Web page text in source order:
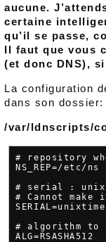
aucune.
certaine
qu’il se passe,
Il faut que vous
(et donc DNS),
La configuration
dans son dossier:
/var/ldnscripts/
# repository
NS_REP=/etc/ns
# serial :
# Cannot make
SERIAL=unixtime
# algorithm to
ALG=RSASHA512